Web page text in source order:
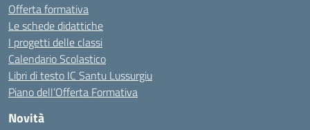
Offerta formativa
Le schede didattiche
I progetti delle classi
Calendario Scolastico
Libri di testo IC Santu Lussurgiu
Piano dell’Offerta Formativa
Novità